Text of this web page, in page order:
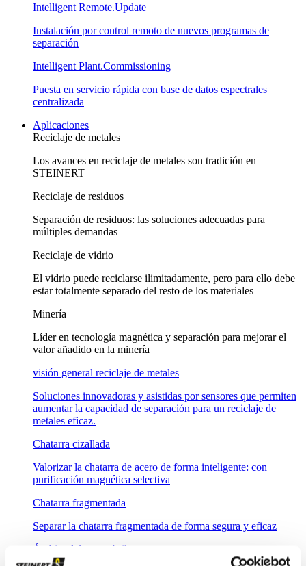
Intelligent Remote.Update
Instalación por control remoto de nuevos programas de
separación
Intelligent Plant.Commissioning
Puesta en servicio rápida con base de datos espectrales
centralizada
Aplicaciones
Reciclaje de metales
Los avances en reciclaje de metales son tradición en
STEINERT
Reciclaje de residuos
Separación de residuos: las soluciones adecuadas para
múltiples demandas
Reciclaje de vidrio
El vidrio puede reciclarse ilimitadamente, pero para ello debe
estar totalmente separado del resto de los materiales
Minería
Líder en tecnología magnética y separación para mejorar el
valor añadido en la minería
visión general reciclaje de metales
Soluciones innovadoras y asistidas por sensores que permiten
aumentar la capacidad de separación para un reciclaje de
metales eficaz.
Chatarra cizallada
Valorizar la chatarra de acero de forma inteligente: con
purificación magnética selectiva
Chatarra fragmentada
Separar la chatarra fragmentada de forma segura y eficaz
Ámbito del automóvil